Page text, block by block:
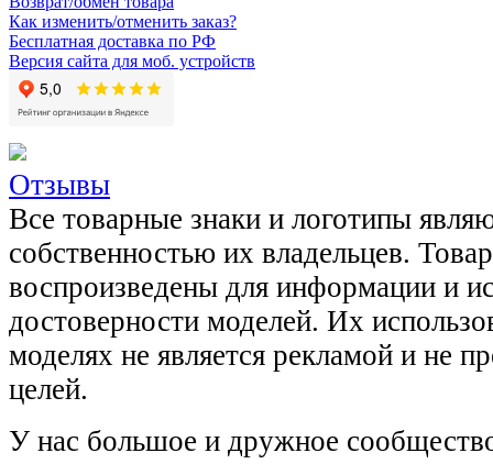
Как изменить/отменить заказ?
Бесплатная доставка по РФ
Версия сайта для моб. устройств
Отзывы
Все товарные знаки и логотипы
собственностью их владельцев.
воспроизведены для информации и
достоверности моделей. Их
моделях не является рекламой и не
целей.
У нас большое и дружное